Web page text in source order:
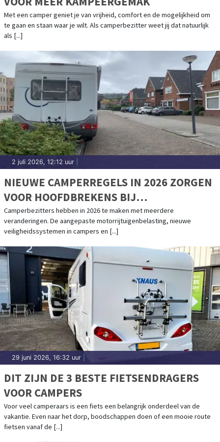
Met een camper geniet je van vrijheid, comfort en de mogelijkheid om
te gaan en staan waar je wilt. Als camperbezitter weet jij dat natuurlijk
als [...]
2 juli 2026, 12:12 uur
NIEUWE CAMPERREGELS IN 2026 ZORGEN
VOOR HOOFDBREKENS BIJ
CAMPERBEZITTERS
Camperbezitters hebben in 2026 te maken met meerdere
veranderingen. De aangepaste motorrijtuigenbelasting, nieuwe
veiligheidssystemen in campers en [...]
29 juni 2026, 16:32 uur
DIT ZIJN DE 3 BESTE FIETSENDRAGERS
VOOR CAMPERS
Voor veel camperaars is een fiets een belangrijk onderdeel van de
vakantie. Even naar het dorp, boodschappen doen of een mooie route
fietsen vanaf de [...]